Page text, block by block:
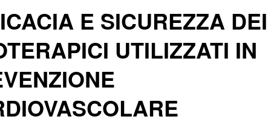
E SICUREZZA DEI
UTILIZZATI IN